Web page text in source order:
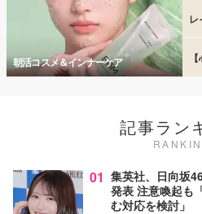
朝活コスメ＆インナーケア
レ
記事ラン
01 集英社、日向坂
発表 注意喚起も
む対応を検討」